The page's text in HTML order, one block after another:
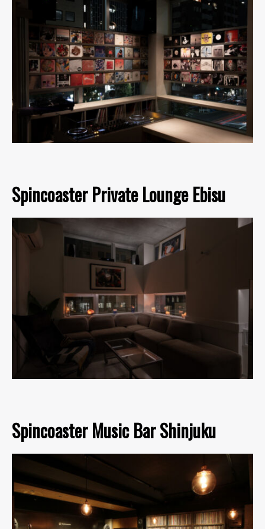
Spincoaster Private Lounge Ebisu
Spincoaster Music Bar Shinjuku